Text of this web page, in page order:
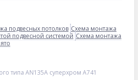
подвесных потолков Схема монтажа
подвесной системой Схема монтажа
типа AN135A суперхром А741